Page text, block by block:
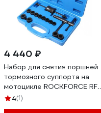
4 440 ₽
Набор для снятия поршней
тормозного суппорта на
мотоцикле ROCKFORCE RF-
913Y02(16107)
4(1)